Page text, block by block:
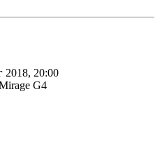
2018, 20:00
G4